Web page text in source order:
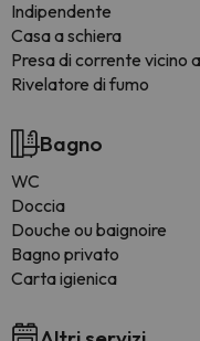
Indipendente
Casa a schiera
Presa di corrente vicino
Rivelatore di fumo
Bagno
WC
Doccia
Douche ou baignoire
Bagno privato
Carta igienica